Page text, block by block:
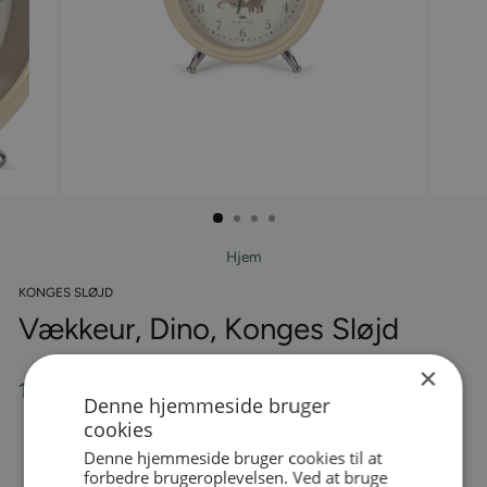
Hjem
KONGES SLØJD
Vækkeur, Dino, Konges Sløjd
Almindelige
199,95 kr ×
Denne hjemmeside bruger
cookies
Denne hjemmeside bruger cookies til at
forbedre brugeroplevelsen. Ved at bruge